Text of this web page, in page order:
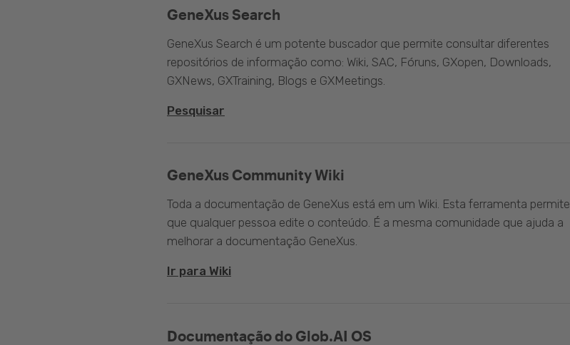
GeneXus Community Wiki
Toda a documentação de GeneXus está em um Wiki. Esta ferramenta permite
que qualquer pessoa edite o conteúdo. É a mesma comunidade que ajuda a
melhorar a documentação GeneXus.
Ir para Wiki
GeneXus Search
GeneXus Search é um potente buscador que permite consultar diferentes
repositórios de informação como: Wiki, SAC, Fóruns, GXopen, Downloads,
GXNews, GXTraining, Blogs e GXMeetings.
Pesquisar
Documentação do Glob.AI OS